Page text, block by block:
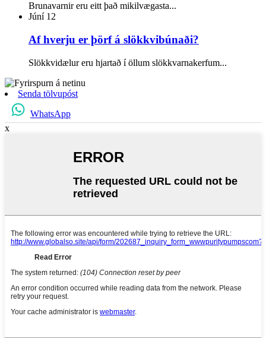
Brunavarnir eru eitt það mikilvægasta...
Júní 12
Af hverju er þörf á slökkvibúnaði?
Slökkvidælur eru hjartað í öllum slökkvarnakerfum...
Senda tölvupóst
WhatsApp
x